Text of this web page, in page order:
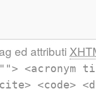
ed attributi
<acronym
<code>